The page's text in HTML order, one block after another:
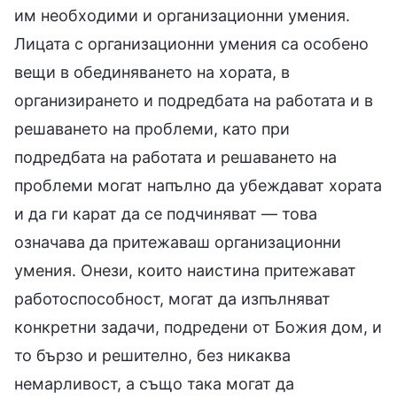
им необходими и организационни умения.
Лицата с организационни умения са особено
вещи в обединяването на хората, в
организирането и подредбата на работата и в
решаването на проблеми, като при
подредбата на работата и решаването на
проблеми могат напълно да убеждават хората
и да ги карат да се подчиняват — това
означава да притежаваш организационни
умения. Онези, които наистина притежават
работоспособност, могат да изпълняват
конкретни задачи, подредени от Божия дом, и
то бързо и решително, без никаква
немарливост, а също така могат да